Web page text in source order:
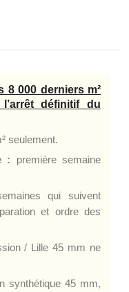
8 000 derniers m²
définitif du
seulement.
: première semaine
qui suivent
et ordre des
/ Lille 45 mm ne
synthétique 45 mm,